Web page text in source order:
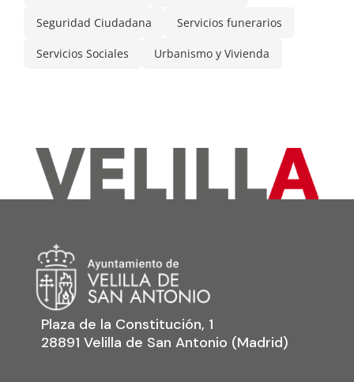
Seguridad Ciudadana Servicios funerarios
Servicios Sociales Urbanismo y Vivienda
Plaza de la Constitución, 1
28891 Velilla de San Antonio (Madrid)